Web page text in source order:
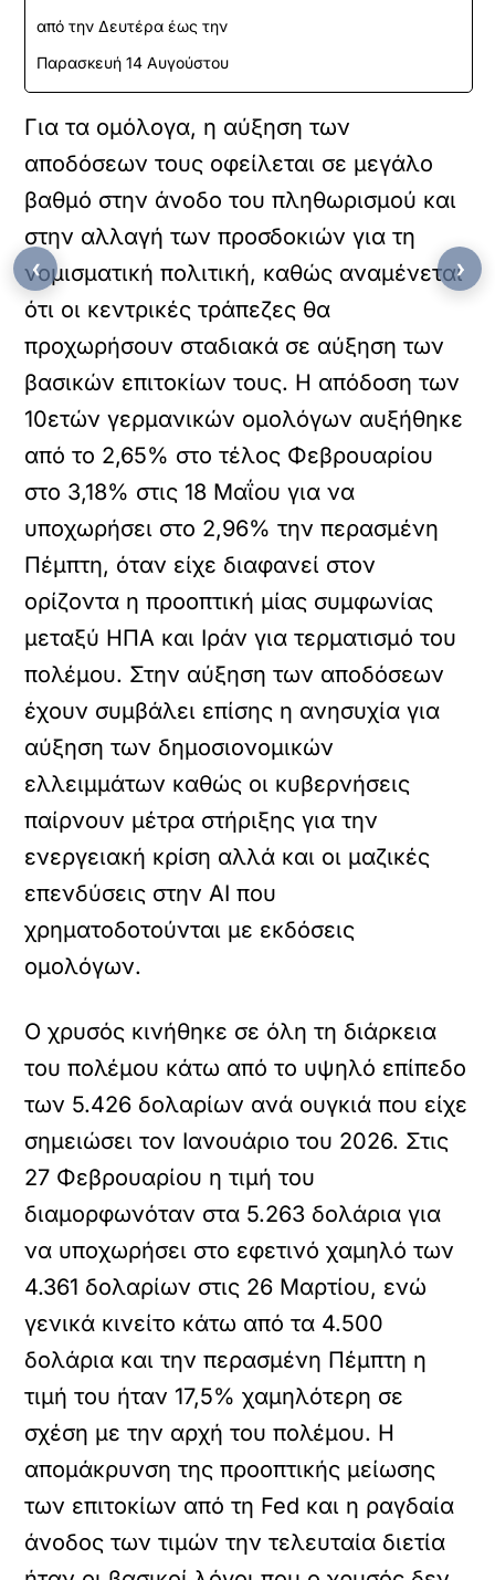
από την Δευτέρα έως την
Παρασκευή 14 Αυγούστου
Για τα ομόλογα, η αύξηση των
αποδόσεων τους οφείλεται σε μεγάλο
βαθμό στην άνοδο του πληθωρισμού και
στην αλλαγή των προσδοκιών για τη
νομισματική πολιτική, καθώς αναμένεται
ότι οι κεντρικές τράπεζες θα
προχωρήσουν σταδιακά σε αύξηση των
βασικών επιτοκίων τους. Η απόδοση των
10ετών γερμανικών ομολόγων αυξήθηκε
από το 2,65% στο τέλος Φεβρουαρίου
στο 3,18% στις 18 Μαΐου για να
υποχωρήσει στο 2,96% την περασμένη
Πέμπτη, όταν είχε διαφανεί στον
ορίζοντα η προοπτική μίας συμφωνίας
μεταξύ ΗΠΑ και Ιράν για τερματισμό του
πολέμου. Στην αύξηση των αποδόσεων
έχουν συμβάλει επίσης η ανησυχία για
αύξηση των δημοσιονομικών
ελλειμμάτων καθώς οι κυβερνήσεις
παίρνουν μέτρα στήριξης για την
ενεργειακή κρίση αλλά και οι μαζικές
επενδύσεις στην ΑΙ που
χρηματοδοτούνται με εκδόσεις
ομολόγων.
Ο χρυσός κινήθηκε σε όλη τη διάρκεια
του πολέμου κάτω από το υψηλό επίπεδο
των 5.426 δολαρίων ανά ουγκιά που είχε
σημειώσει τον Ιανουάριο του 2026. Στις
27 Φεβρουαρίου η τιμή του
διαμορφωνόταν στα 5.263 δολάρια για
να υποχωρήσει στο εφετινό χαμηλό των
4.361 δολαρίων στις 26 Μαρτίου, ενώ
γενικά κινείτο κάτω από τα 4.500
δολάρια και την περασμένη Πέμπτη η
τιμή του ήταν 17,5% χαμηλότερη σε
σχέση με την αρχή του πολέμου. Η
απομάκρυνση της προοπτικής μείωσης
των επιτοκίων από τη Fed και η ραγδαία
άνοδος των τιμών την τελευταία διετία
‹ ›